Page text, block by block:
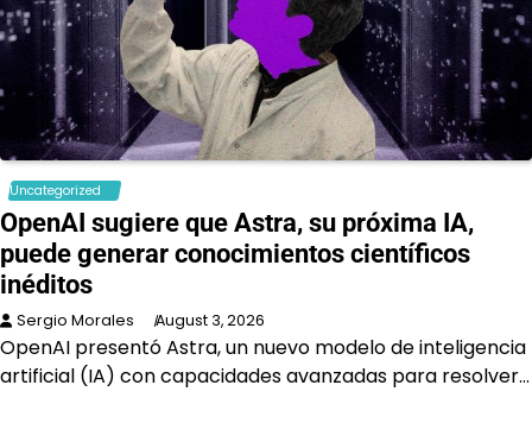
Uncategorized
OpenAI sugiere que Astra, su próxima IA,
puede generar conocimientos científicos
inéditos
Sergio Morales August 3, 2026
OpenAI presentó Astra, un nuevo modelo de inteligencia
artificial (IA) con capacidades avanzadas para resolver…